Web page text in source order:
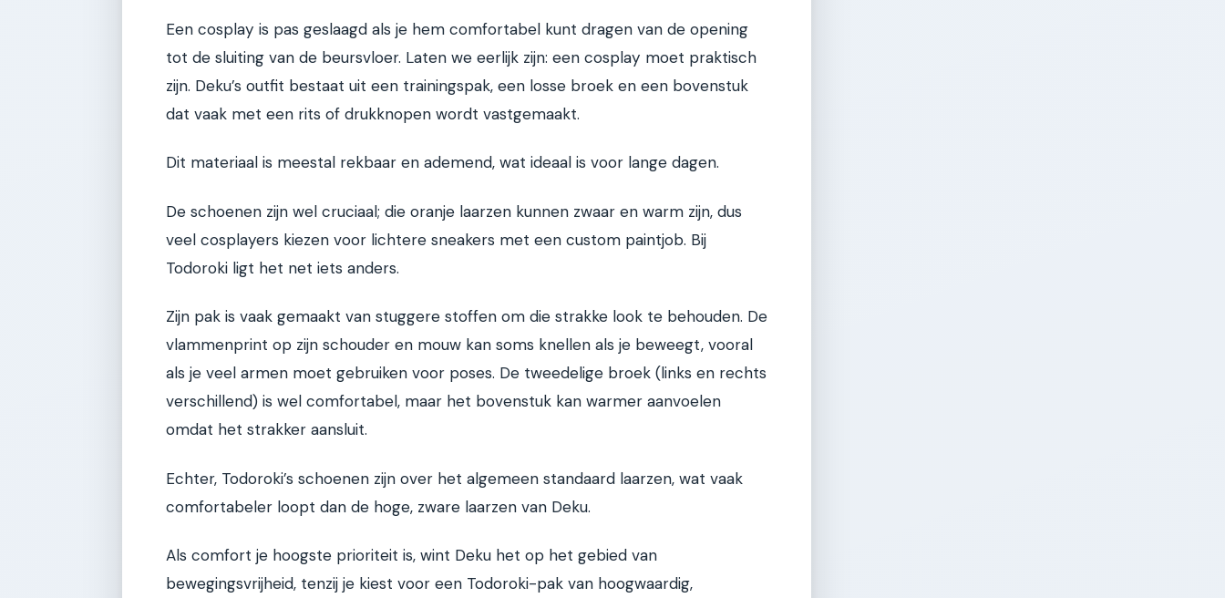
Een cosplay is pas geslaagd als je hem comfortabel kunt dragen van de opening
tot de sluiting van de beursvloer. Laten we eerlijk zijn: een cosplay moet praktisch
zijn. Deku’s outfit bestaat uit een trainingspak, een losse broek en een bovenstuk
dat vaak met een rits of drukknopen wordt vastgemaakt.
Dit materiaal is meestal rekbaar en ademend, wat ideaal is voor lange dagen.
De schoenen zijn wel cruciaal; die oranje laarzen kunnen zwaar en warm zijn, dus
veel cosplayers kiezen voor lichtere sneakers met een custom paintjob. Bij
Todoroki ligt het net iets anders.
Zijn pak is vaak gemaakt van stuggere stoffen om die strakke look te behouden. De
vlammenprint op zijn schouder en mouw kan soms knellen als je beweegt, vooral
als je veel armen moet gebruiken voor poses. De tweedelige broek (links en rechts
verschillend) is wel comfortabel, maar het bovenstuk kan warmer aanvoelen
omdat het strakker aansluit.
Echter, Todoroki’s schoenen zijn over het algemeen standaard laarzen, wat vaak
comfortabeler loopt dan de hoge, zware laarzen van Deku.
Als comfort je hoogste prioriteit is, wint Deku het op het gebied van
bewegingsvrijheid, tenzij je kiest voor een Todoroki-pak van hoogwaardig,